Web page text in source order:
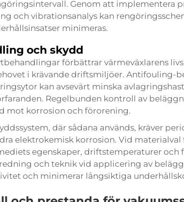
Genom att implementera
och vibrationsanalys kan
minimeras.
och skydd
förbättrar värmeväxlarens
i krävande driftsmiljöer. Antifouling-
kan avsevärt minska
Regelbunden kontroll av
mot korrosion och förorening.
där sådana används, kräver
elektrokemisk korrosion. Vid
egenskaper, driftstemperaturer och
och teknik vid applicering av
och minimerar långsiktiga